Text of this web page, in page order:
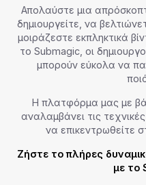
Απολαύστε μια
δημιουργείτε, να
μοιράζεστε εκπληκτικά
το Submagic, οι
μπορούν εύκολα να
Η πλατφόρμα μας με
αναλαμβάνει τις
να επικεντρωθείτε
Ζήστε το πλήρες
με το